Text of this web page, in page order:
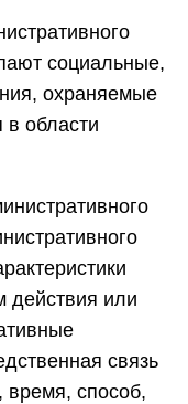
социальные,
охраняемые
области
действия или
связь
время, способ,